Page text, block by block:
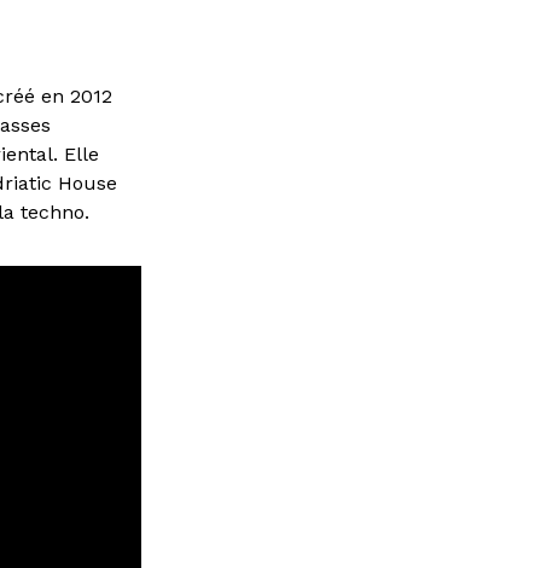
en 2012
Elle
House
techno.